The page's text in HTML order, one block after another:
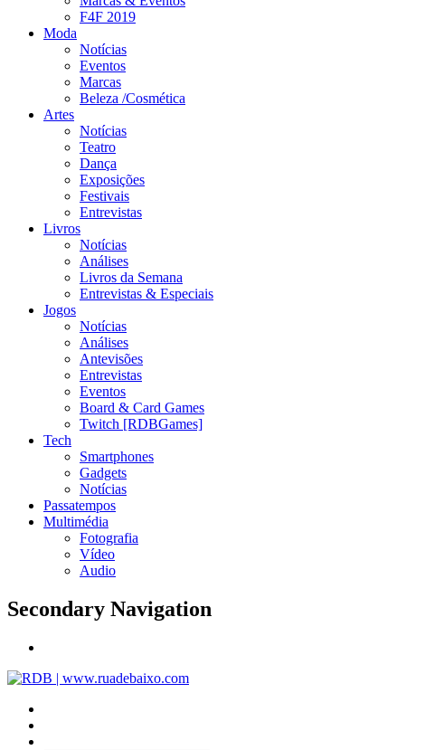
F4F 2019
Moda
Notícias
Eventos
Marcas
Beleza /Cosmética
Artes
Notícias
Teatro
Dança
Exposições
Festivais
Entrevistas
Livros
Notícias
Análises
Livros da Semana
Entrevistas & Especiais
Jogos
Notícias
Análises
Antevisões
Entrevistas
Eventos
Board & Card Games
Twitch [RDBGames]
Tech
Smartphones
Gadgets
Notícias
Passatempos
Multimédia
Fotografia
Vídeo
Audio
Secondary Navigation